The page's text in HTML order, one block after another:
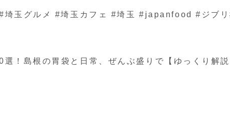
#埼玉グルメ #埼玉カフェ #埼玉 #japanfood #ジ
！島根の胃袋と日常、ぜんぶ盛りで【ゆっくり解説